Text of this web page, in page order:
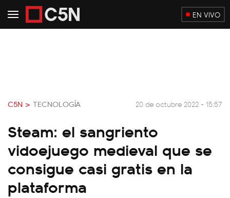
EN VIVO
C5N > TECNOLOGÍA 20 de octubre 2022 - 15:57
Steam: el sangriento
vidoejuego medieval que se
consigue casi gratis en la
plataforma